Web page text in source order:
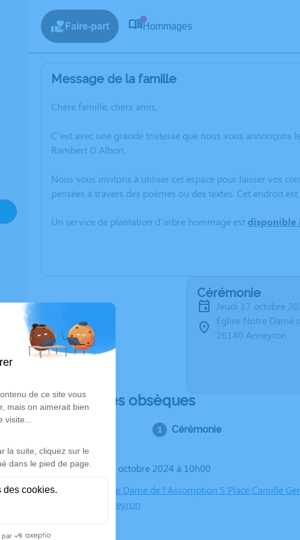
Faire-part Hommages
Message de la famille
Chère famille, chers amis,
C’est avec une grande tristesse que nous vous
Rambert D Albon.
Nous vous invitons à utiliser cet espace pour laisser vos
pensées à travers des poèmes ou des textes. Cet endroit
Un service de plantation d’arbre hommage est disponible
Cérémonie
jeudi 17 octobre
Eglise Notre Dame
26140 Anneyron
Déroulé des obsèques
Cérémonie
Le jeudi 17 octobre 2024 à 10h00
Eglise Notre Dame de l'Assomption 5 Place Camille
26140 Anneyron